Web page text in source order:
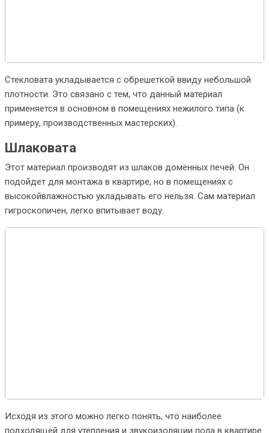
Стекловата укладывается с обрешеткой ввиду небольшой
плотности. Это связано с тем, что данный материал
применяется в основном в помещениях нежилого типа (к
примеру, производственных мастерских).
Шлаковата
Этот материал производят из шлаков доменных печей. Он
подойдет для монтажа в квартире, но в помещениях с
высокойвлажностью укладывать его нельзя. Сам материал
гигроскопичен, легко впитывает воду.
Исходя из этого можно легко понять, что наиболее
подходящей для утепления и звукоизоляции пола в квартире